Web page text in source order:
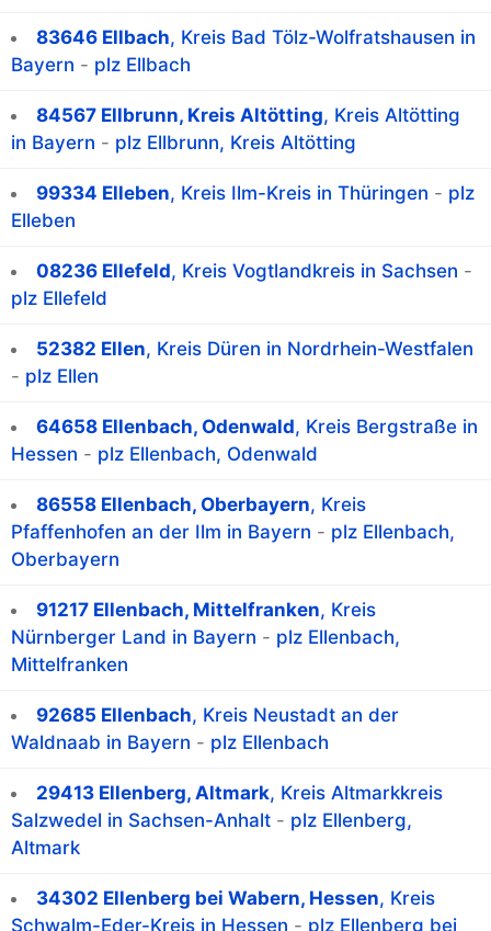
83646 Ellbach, Kreis Bad Tölz-Wolfratshausen in
Bayern - plz Ellbach
84567 Ellbrunn, Kreis Altötting, Kreis Altötting
in Bayern - plz Ellbrunn, Kreis Altötting
99334 Elleben, Kreis Ilm-Kreis in Thüringen - plz
Elleben
08236 Ellefeld, Kreis Vogtlandkreis in Sachsen -
plz Ellefeld
52382 Ellen, Kreis Düren in Nordrhein-Westfalen
- plz Ellen
64658 Ellenbach, Odenwald, Kreis Bergstraße in
Hessen - plz Ellenbach, Odenwald
86558 Ellenbach, Oberbayern, Kreis
Pfaffenhofen an der Ilm in Bayern - plz Ellenbach,
Oberbayern
91217 Ellenbach, Mittelfranken, Kreis
Nürnberger Land in Bayern - plz Ellenbach,
Mittelfranken
92685 Ellenbach, Kreis Neustadt an der
Waldnaab in Bayern - plz Ellenbach
29413 Ellenberg, Altmark, Kreis Altmarkkreis
Salzwedel in Sachsen-Anhalt - plz Ellenberg,
Altmark
34302 Ellenberg bei Wabern, Hessen, Kreis
Schwalm-Eder-Kreis in Hessen - plz Ellenberg bei